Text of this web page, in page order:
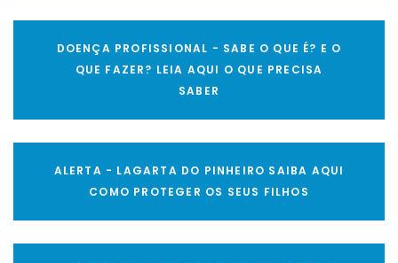
DOENÇA PROFISSIONAL - SABE O QUE É? E O
QUE FAZER? LEIA AQUI O QUE PRECISA
SABER
ALERTA - LAGARTA DO PINHEIRO SAIBA AQUI
COMO PROTEGER OS SEUS FILHOS